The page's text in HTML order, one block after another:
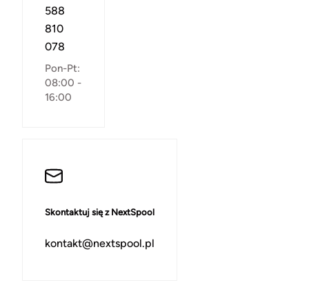
588
810
078
Pon-Pt:
08:00 -
16:00
Skontaktuj się z NextSpool
kontakt@nextspool.pl